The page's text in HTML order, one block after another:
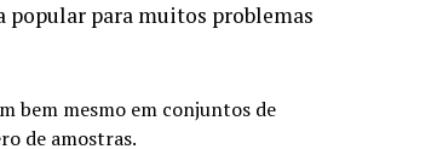
popular para muitos problemas
bem mesmo em conjuntos de
de amostras.